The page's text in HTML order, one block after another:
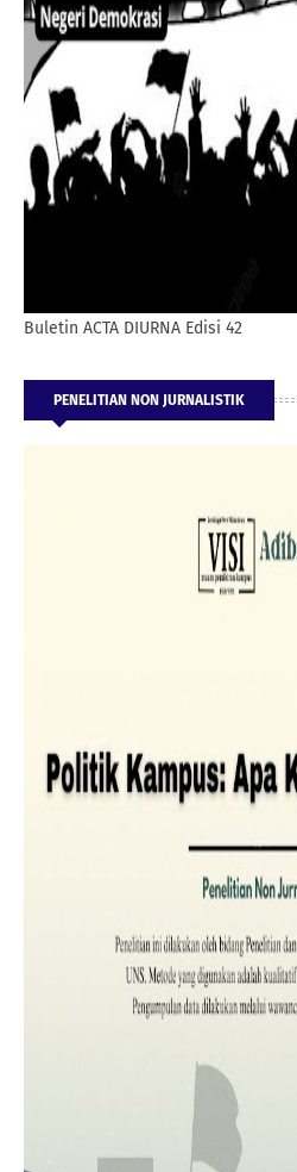
Buletin ACTA DIURNA Edisi 42
PENELITIAN NON JURNALISTIK